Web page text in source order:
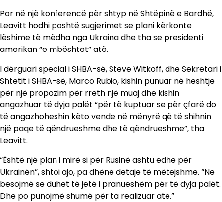
Por në një konferencë për shtyp në Shtëpinë e Bardhë,
Leavitt hodhi poshtë sugjerimet se plani kërkonte
lëshime të mëdha nga Ukraina dhe tha se presidenti
amerikan “e mbështet” atë.
I dërguari special i SHBA-së, Steve Witkoff, dhe Sekretari i
Shtetit i SHBA-së, Marco Rubio, kishin punuar në heshtje
për një propozim për rreth një muaj dhe kishin
angazhuar të dyja palët “për të kuptuar se për çfarë do
të angazhoheshin këto vende në mënyrë që të shihnin
një paqe të qëndrueshme dhe të qëndrueshme”, tha
Leavitt.
“Është një plan i mirë si për Rusinë ashtu edhe për
Ukrainën”, shtoi ajo, pa dhënë detaje të mëtejshme. “Ne
besojmë se duhet të jetë i pranueshëm për të dyja palët.
Dhe po punojmë shumë për ta realizuar atë.”